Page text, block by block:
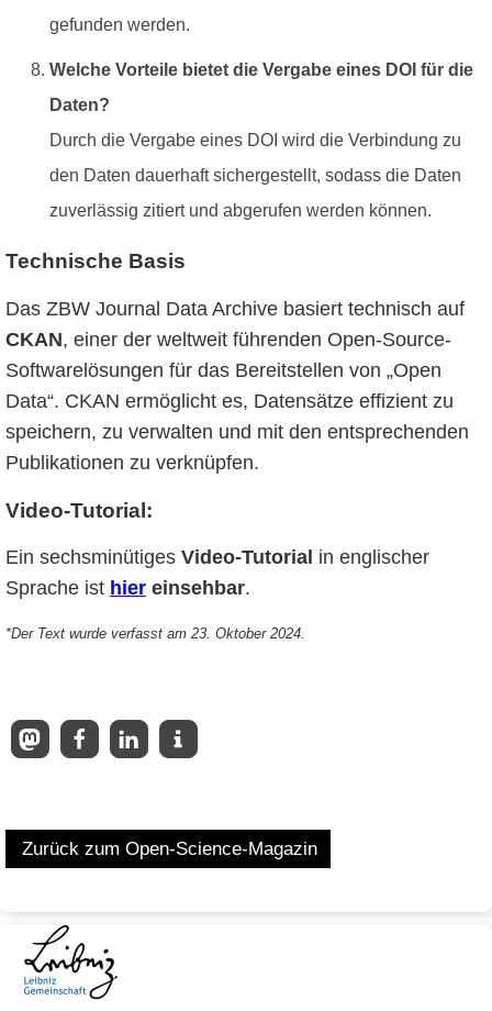
gefunden werden.
Welche Vorteile bietet die Vergabe eines DOI für die
Daten?
Durch die Vergabe eines DOI wird die Verbindung zu
den Daten dauerhaft sichergestellt, sodass die Daten
zuverlässig zitiert und abgerufen werden können.
Technische Basis
Das ZBW Journal Data Archive basiert technisch auf
CKAN, einer der weltweit führenden Open-Source-
Softwarelösungen für das Bereitstellen von „Open
Data“. CKAN ermöglicht es, Datensätze effizient zu
speichern, zu verwalten und mit den entsprechenden
Publikationen zu verknüpfen.
Video-Tutorial:
Ein sechsminütiges Video-Tutorial in englischer
Sprache ist hiereinsehbar.
*Der Text wurde verfasst am 23. Oktober 2024.
Zurück zum Open-Science-Magazin